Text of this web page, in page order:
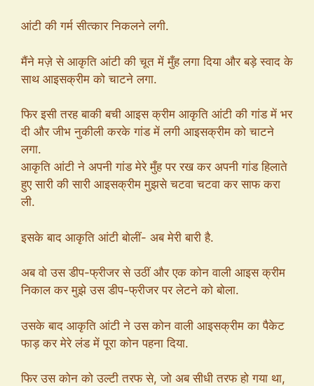
आंटी की गर्म सीत्कार निकलने लगी.
मैंने मज़े से आकृति आंटी की चूत में मुँह लगा दिया और बड़े स्वाद के
साथ आइसक्रीम को चाटने लगा.
फिर इसी तरह बाकी बची आइस क्रीम आकृति आंटी की गांड में भर
दी और जीभ नुकीली करके गांड में लगी आइसक्रीम को चाटने
लगा.
आकृति आंटी ने अपनी गांड मेरे मुँह पर रख कर अपनी गांड हिलाते
हुए सारी की सारी आइसक्रीम मुझसे चटवा चटवा कर साफ करा
ली.
इसके बाद आकृति आंटी बोलीं- अब मेरी बारी है.
अब वो उस डीप-फ्रीजर से उठीं और एक कोन वाली आइस क्रीम
निकाल कर मुझे उस डीप-फ्रीजर पर लेटने को बोला.
उसके बाद आकृति आंटी ने उस कोन वाली आइसक्रीम का पैकेट
फाड़ कर मेरे लंड में पूरा कोन पहना दिया.
फिर उस कोन को उल्टी तरफ से, जो अब सीधी तरफ हो गया था,